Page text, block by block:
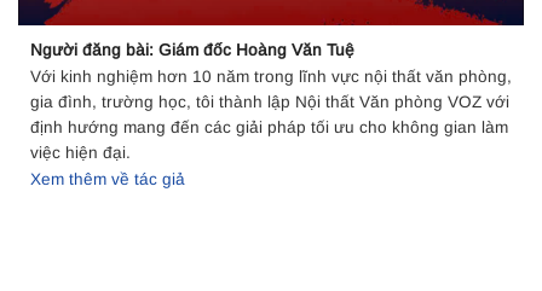
Người đăng bài: Giám đốc Hoàng Văn Tuệ
Với kinh nghiệm hơn 10 năm trong lĩnh vực nội thất văn phòng,
gia đình, trường học, tôi thành lập Nội thất Văn phòng VOZ với
định hướng mang đến các giải pháp tối ưu cho không gian làm
việc hiện đại.
Xem thêm về tác giả